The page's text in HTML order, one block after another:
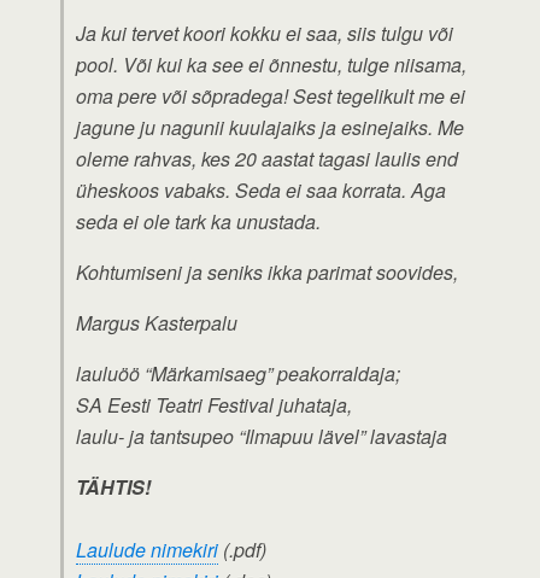
Ja kui tervet koori kokku ei saa, siis tulgu või
pool. Või kui ka see ei õnnestu, tulge niisama,
oma pere või sõpradega! Sest tegelikult me ei
jagune ju nagunii kuulajaiks ja esinejaiks. Me
oleme rahvas, kes 20 aastat tagasi laulis end
üheskoos vabaks. Seda ei saa korrata. Aga
seda ei ole tark ka unustada.
Kohtumiseni ja seniks ikka parimat soovides,
Margus Kasterpalu
lauluöö “Märkamisaeg” peakorraldaja;
SA Eesti Teatri Festival juhataja,
laulu- ja tantsupeo “Ilmapuu lävel” lavastaja
TÄHTIS!
Laulude nimekiri (.pdf)